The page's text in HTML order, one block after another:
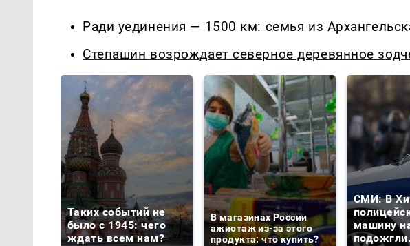
Ради уединения — 1500 км: семья из
Степашин возрождает северное деревянное
Таких событий не
было с 1945: чего
ждать всем нам?
В магазинах России
ажиотаж из-за этого
продукта: что купить?
СМИ: В
машину
подожгли.